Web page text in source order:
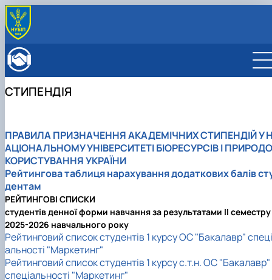
ОСВІТНЯ ДІЯЛЬНІСТЬ
Бакалаврат
Підготовка аспірантів
Науково-дослідна робота
Практичне навчання
Виховна та спортивна робота
Стипендія
ВСТУПНИКУ
Магістр
Доктор філософії (PhD)
Міжнародні програми з можливістю отримання
подвійних дипломів (Double Degree Pr…
Англомовна магістратура/ English speaking MSc
Program in Management
РАДА РОБОТОДАВЦІВ
СТИПЕНДІЯ
ПРАВИЛАПРИЗНАЧЕННЯ АКАДЕМІЧНИХ СТИПЕНДІЙ У
АЦІОНАЛЬНОМУ УНІВЕРСИТЕТІ БІОРЕСУРСІВ І ПРИРОДО
КОРИСТУВАННЯ УКРАЇНИ
Рейтингова таблиця нарахування додаткових балів
дентам
РЕЙТИНГОВІ СПИСКИ
студентів денної форми навчання за результатами IІ семестру
2025-2026 навчального року
Рейтинговий список студентів 1 курсу ОС "Бакалавр" спеці
альності "Маркетинг"
Рейтинговий список студентів 1 курсу с.т.н. ОС "Бакалавр"
спеціальності "Маркетинг"